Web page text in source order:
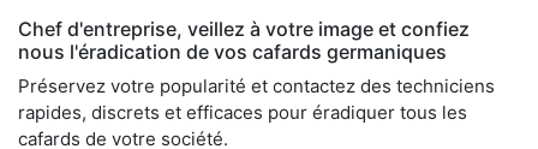
Chef d'entreprise, veillez à votre image et confiez
nous l'éradication de vos cafards germaniques
Préservez votre popularité et contactez des techniciens
rapides, discrets et efficaces pour éradiquer tous les
cafards de votre société.